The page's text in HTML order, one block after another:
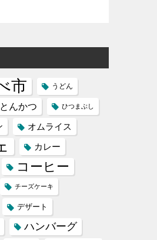
市 うどん
とんかつ ひつまぶし
オムライス
カレー
コーヒー
チーズケーキ
デザート
ハンバーグ